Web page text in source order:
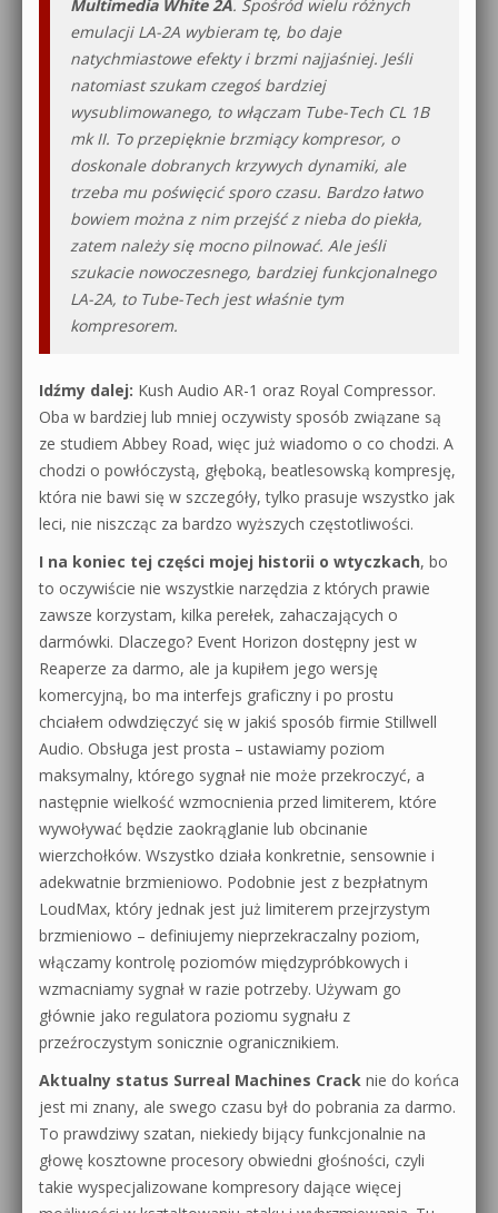
Multimedia White 2A. Spośród wielu różnych
emulacji LA-2A wybieram tę, bo daje
natychmiastowe efekty i brzmi najjaśniej. Jeśli
natomiast szukam czegoś bardziej
wysublimowanego, to włączam Tube-Tech CL 1B
mk II. To przepięknie brzmiący kompresor, o
doskonale dobranych krzywych dynamiki, ale
trzeba mu poświęcić sporo czasu. Bardzo łatwo
bowiem można z nim przejść z nieba do piekła,
zatem należy się mocno pilnować. Ale jeśli
szukacie nowoczesnego, bardziej funkcjonalnego
LA-2A, to Tube-Tech jest właśnie tym
kompresorem.
Idźmy dalej: Kush Audio AR-1 oraz Royal Compressor.
Oba w bardziej lub mniej oczywisty sposób związane są
ze studiem Abbey Road, więc już wiadomo o co chodzi. A
chodzi o powłóczystą, głęboką, beatlesowską kompresję,
która nie bawi się w szczegóły, tylko prasuje wszystko jak
leci, nie niszcząc za bardzo wyższych częstotliwości.
I na koniec tej części mojej historii o wtyczkach, bo
to oczywiście nie wszystkie narzędzia z których prawie
zawsze korzystam, kilka perełek, zahaczających o
darmówki. Dlaczego? Event Horizon dostępny jest w
Reaperze za darmo, ale ja kupiłem jego wersję
komercyjną, bo ma interfejs graficzny i po prostu
chciałem odwdzięczyć się w jakiś sposób firmie Stillwell
Audio. Obsługa jest prosta – ustawiamy poziom
maksymalny, którego sygnał nie może przekroczyć, a
następnie wielkość wzmocnienia przed limiterem, które
wywoływać będzie zaokrąglanie lub obcinanie
wierzchołków. Wszystko działa konkretnie, sensownie i
adekwatnie brzmieniowo. Podobnie jest z bezpłatnym
LoudMax, który jednak jest już limiterem przejrzystym
brzmieniowo – definiujemy nieprzekraczalny poziom,
włączamy kontrolę poziomów międzypróbkowych i
wzmacniamy sygnał w razie potrzeby. Używam go
głównie jako regulatora poziomu sygnału z
przeźroczystym sonicznie ogranicznikiem.
Aktualny status Surreal Machines Crack nie do końca
jest mi znany, ale swego czasu był do pobrania za darmo.
To prawdziwy szatan, niekiedy bijący funkcjonalnie na
głowę kosztowne procesory obwiedni głośności, czyli
takie wyspecjalizowane kompresory dające więcej